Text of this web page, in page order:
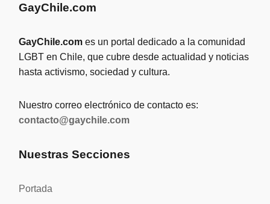
GayChile.com
GayChile.com es un portal dedicado a la comunidad
LGBT en Chile, que cubre desde actualidad y noticias
hasta activismo, sociedad y cultura.
Nuestro correo electrónico de contacto es:
contacto@gaychile.com
Nuestras Secciones
Portada